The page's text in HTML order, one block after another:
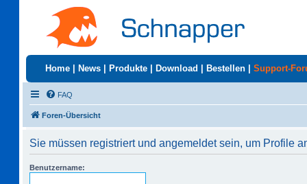
Home News Produkte Download Bestellen Support-
FAQ
Foren-Übersicht
Sie müssen registriert und angemeldet sein, um Profile
Benutzername: